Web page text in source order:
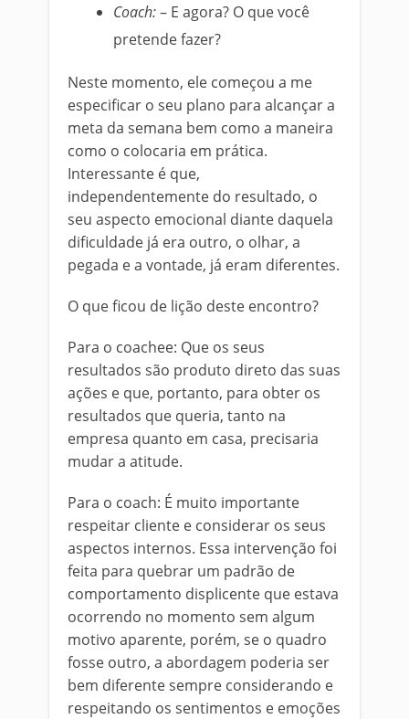
Coach:– E agora? O que você
pretende fazer?
Neste momento, ele começou a me
especificar o seu plano para alcançar a
meta da semana bem como a maneira
como o colocaria em prática.
Interessante é que,
independentemente do resultado, o
seu aspecto emocional diante daquela
dificuldade já era outro, o olhar, a
pegada e a vontade, já eram diferentes.
O que ficou de lição deste encontro?
Para o coachee: Que os seus
resultados são produto direto das suas
ações e que, portanto, para obter os
resultados que queria, tanto na
empresa quanto em casa, precisaria
mudar a atitude.
Para o coach: É muito importante
respeitar cliente e considerar os seus
aspectos internos. Essa intervenção foi
feita para quebrar um padrão de
comportamento displicente que estava
ocorrendo no momento sem algum
motivo aparente, porém, se o quadro
fosse outro, a abordagem poderia ser
bem diferente sempre considerando e
respeitando os sentimentos e emoções